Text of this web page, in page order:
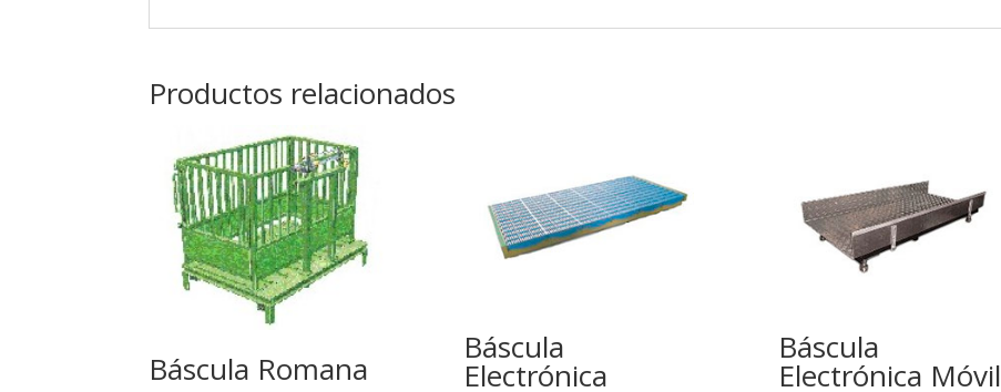
Productos relacionados
Báscula Romana
Báscula
Electrónica
Báscula
Electrónica Móvil